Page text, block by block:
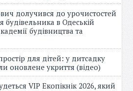
долучився до урочистостей
будівельника в Одеській
будівництва та
для дітей: у дитсадку
оновлене укриття (відео)
VIP Екопікнік 2026, який